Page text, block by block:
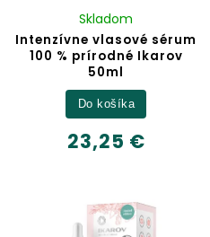
Intenzívne vlasové sérum
100 % prírodné Ikarov
50ml
Skladom
23,25 €
Do košíka